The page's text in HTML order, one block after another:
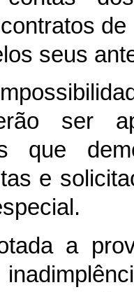
seus
ser
que
e
a